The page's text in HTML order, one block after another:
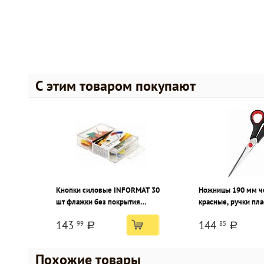
С этим товаром покупают
Кнопки силовые INFORMAT 30
шт флажки без покрытия
143 99 a
Ножницы 190 мм
красные, ручки
резиновыми
144 85 a
Похожие товары